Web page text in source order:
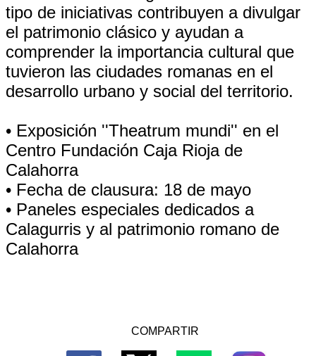
tipo de iniciativas contribuyen a divulgar
el patrimonio clásico y ayudan a
comprender la importancia cultural que
tuvieron las ciudades romanas en el
desarrollo urbano y social del territorio.
• Exposición ''Theatrum mundi'' en el
Centro Fundación Caja Rioja de
Calahorra
• Fecha de clausura: 18 de mayo
• Paneles especiales dedicados a
Calagurris y al patrimonio romano de
Calahorra
COMPARTIR